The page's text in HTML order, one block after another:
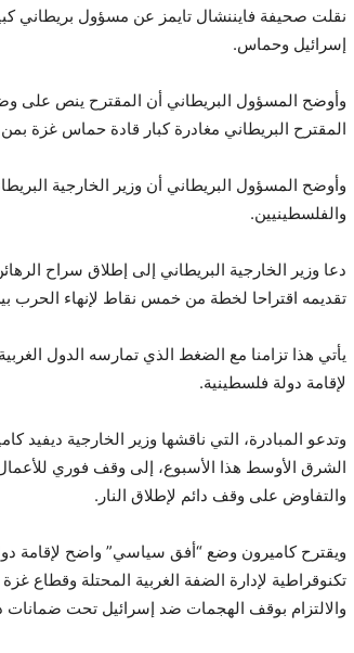
إسرائيل وحماس.
وأوضح المسؤول البريطاني أن المقترح ينص على
المقترح البريطاني مغادرة كبار قادة حماس غزة
وأوضح المسؤول البريطاني أن وزير الخارجية
والفلسطينيين.
دعا وزير الخارجية البريطاني إلى إطلاق سراح
تقديمه اقتراحا لخطة من خمس نقاط لإنهاء الحرب
يأتي هذا تزامنا مع الضغط الذي تمارسه الدول
لإقامة دولة فلسطينية.
وتدعو المبادرة، التي ناقشها وزير الخارجية ديفيد
الشرق الأوسط هذا الأسبوع، إلى وقف فوري
والتفاوض على وقف دائم لإطلاق النار.
ويقترح كاميرون وضع “أفق سياسي” واضح لإقامة
تكنوقراطية لإدارة الضفة الغربية المحتلة وقطاع
والالتزام بوقف الهجمات ضد إسرائيل تحت ضمانات